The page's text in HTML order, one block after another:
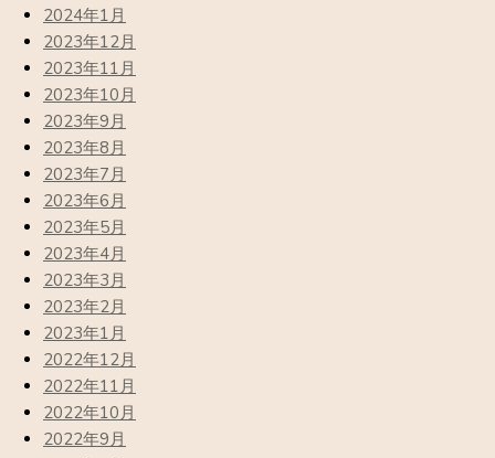
2024年1月
2023年12月
2023年11月
2023年10月
2023年9月
2023年8月
2023年7月
2023年6月
2023年5月
2023年4月
2023年3月
2023年2月
2023年1月
2022年12月
2022年11月
2022年10月
2022年9月